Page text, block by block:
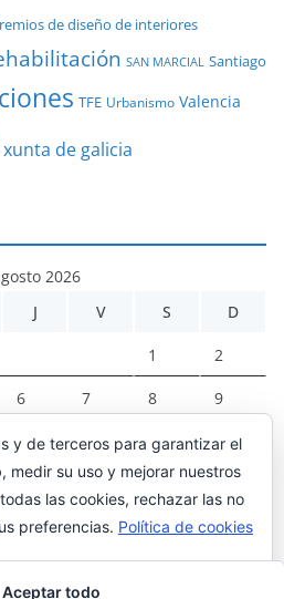
de diseño de interiores
SAN MARCIAL Santiago
TFE Urbanismo Valencia
xunta de galicia
2026
J V S D
1 2
6 7 8 9
13 14 15 16
20 21 22 23
27 28 29 30
y de terceros para garantizar el
medir su uso y mejorar nuestros
las cookies, rechazar las no
preferencias. Política de cookies
Aceptar todo